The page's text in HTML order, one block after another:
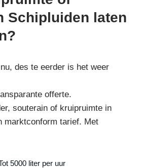
Schipluiden laten
des te eerder is het weer
offerte.
souterain of kruipruimte in
marktconform tarief. Met
5000 liter per uur